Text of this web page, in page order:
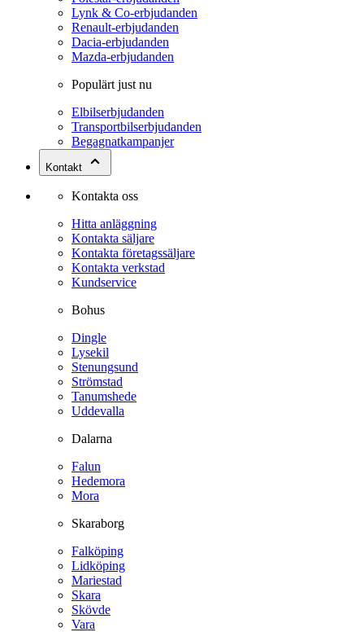
Lynk & Co-erbjudanden
Renault-erbjudanden
Dacia-erbjudanden
Mazda-erbjudanden
Populärt just nu
Elbilserbjudanden
Transportbilserbjudanden
Begagnatkampanjer
Kontakt
Kontakta oss
Hitta anläggning
Kontakta säljare
Kontakta företagssäljare
Kontakta verkstad
Kundservice
Bohus
Dingle
Lysekil
Stenungsund
Strömstad
Tanumshede
Uddevalla
Dalarna
Falun
Hedemora
Mora
Skaraborg
Falköping
Lidköping
Mariestad
Skara
Skövde
Vara